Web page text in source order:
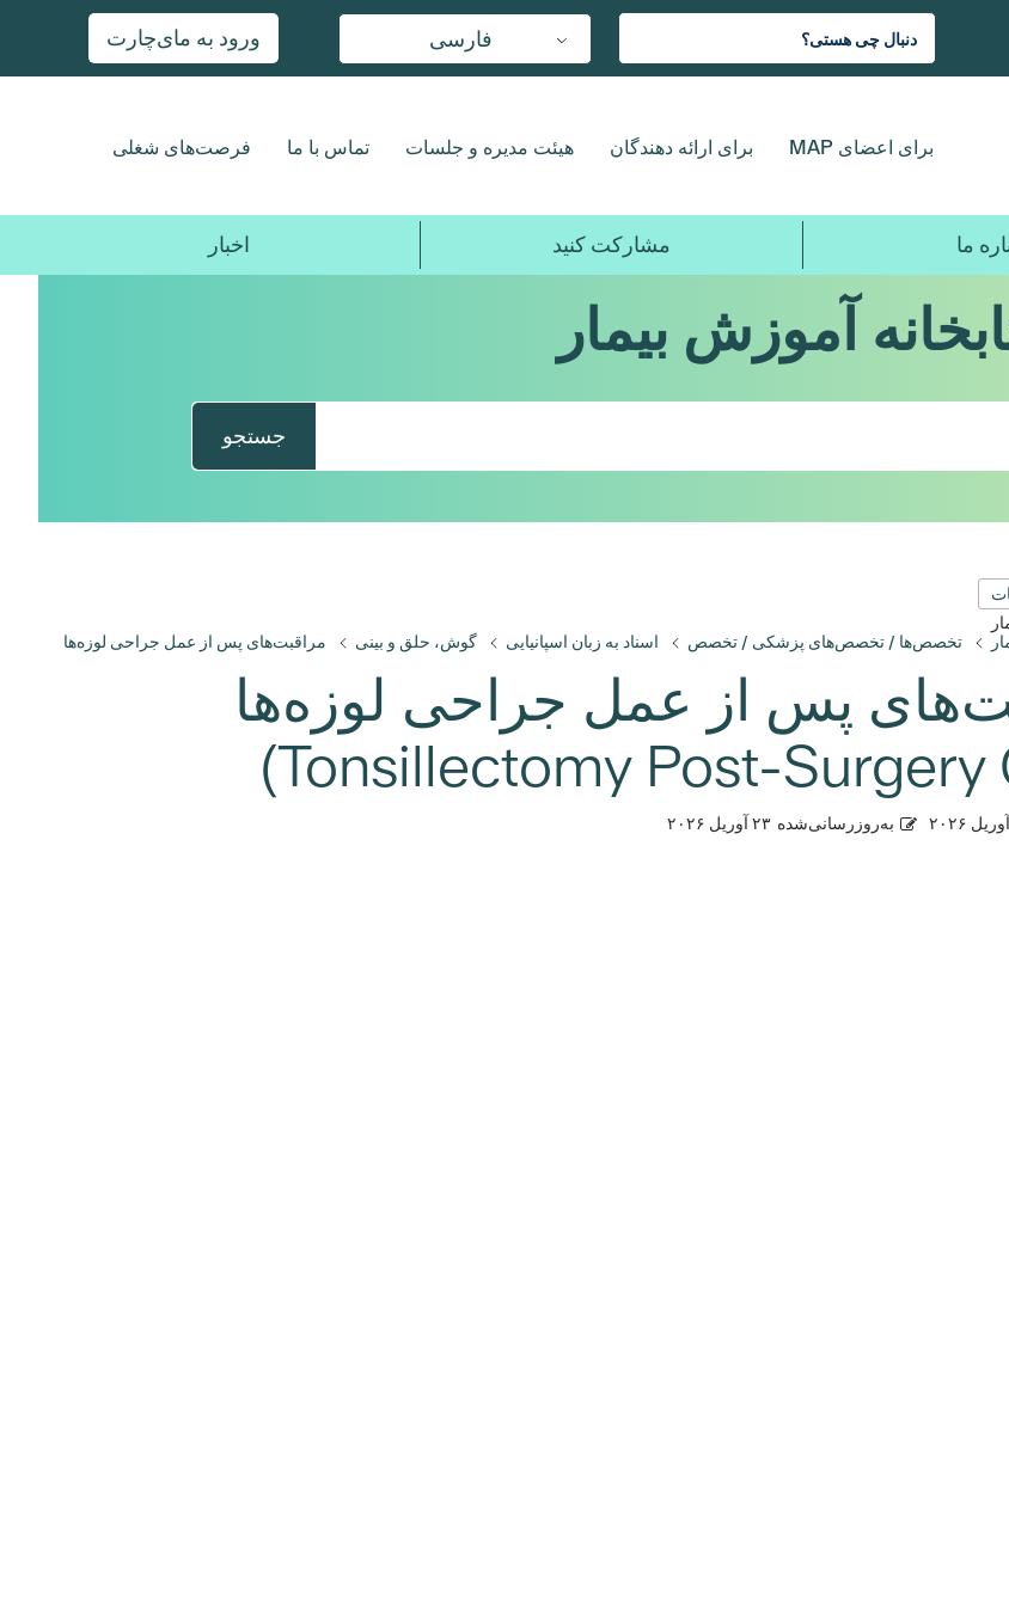
فارسی ورود به مای‌چارت
برای اعضای MAP برای ارائه دهندگان هیئت مدیره و جلسات تماس با ما فرصت‌های شغلی
ما مشارکت کنید اخبار
آموزش بیمار
جستجو
تخصص‌ها / تخصص‌های پزشکی / تخصص اسناد به زبان اسپانیایی گوش، حلق و بینی مراقبت‌های پس از عمل جراحی لوزه‌ها
پس از عمل جراحی لوزه‌ها
به‌روزرسانی‌شده ۲۳ آوریل ۲۰۲۶